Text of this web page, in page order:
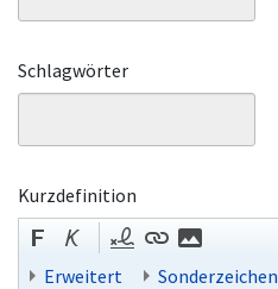
Schlagwörter
Kurzdefinition
Erweitert Sonderzeichen